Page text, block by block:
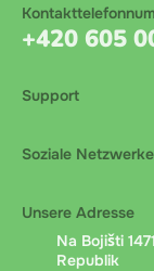
+420 605
Support
Soziale Netzwerke
Unsere Adresse
Na Bojišti
Republik